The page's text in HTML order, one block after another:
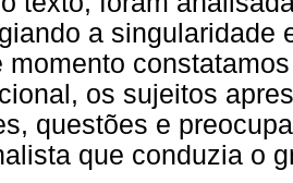
a singularidade
momento
os sujeitos
questões e
que conduzia o